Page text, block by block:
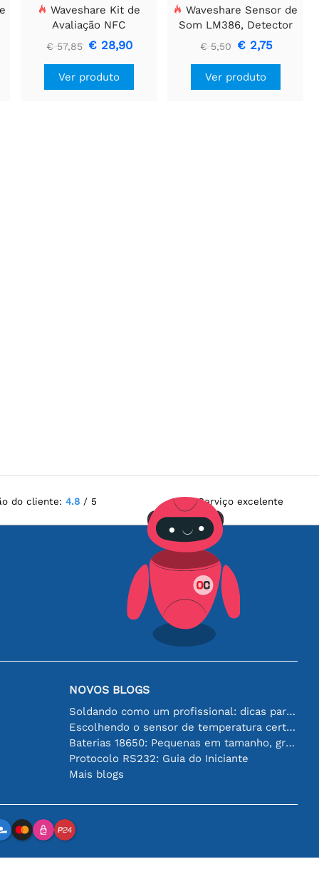
Waveshare Kit de
Avaliação NFC
ST25R3911B, Leitor NFC
+ Cartão TF + Cabo USB
€ 57,85 € 28,90
Ver produto
Waveshare Sensor de
Som LM386, Detector
de Som, Compatível
com Arduino
€ 5,50 € 2,75
Ver produto
do cliente: 4.8 / 5 Serviço excelente
NOVOS BLOGS
Soldando como um profissional: dicas para conexões eletrônicas perfeitas
Escolhendo o sensor de temperatura certo [youtube]
Baterias 18650: Pequenas em tamanho, grandes em desempenho
Protocolo RS232: Guia do Iniciante
Mais blogs